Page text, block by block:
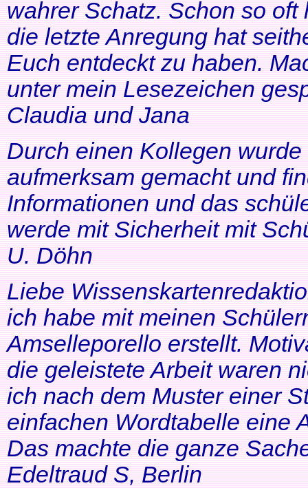
wahrer Schatz. Schon so
die letzte Anregung hat
Euch entdeckt zu haben.
unter mein Lesezeichen
Claudia und Jana
Durch einen Kollegen
aufmerksam gemacht und
Informationen und das
werde mit Sicherheit mit
U. Döhn
Liebe
ich habe mit meinen
Amselleporello erstellt.
die geleistete Arbeit waren
ich nach dem Muster einer
einfachen Wordtabelle eine
Das machte die ganze
Edeltraud S, Berlin